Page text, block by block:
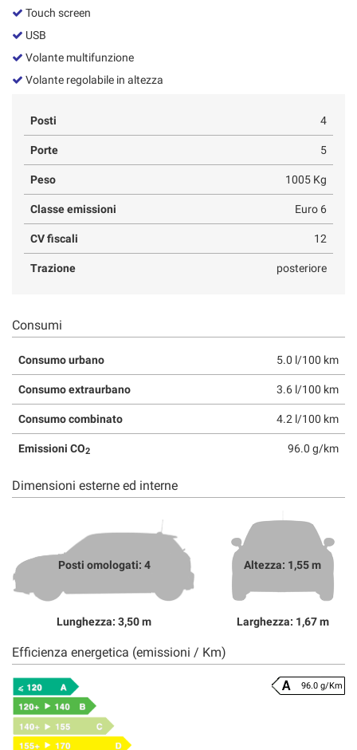
Touch screen
USB
Volante multifunzione
Volante regolabile in altezza
Posti 4
Porte 5
Peso 1005 Kg
Classe emissioni Euro 6
CV fiscali 12
Trazione posteriore
Consumi
Consumo urbano 5.0 l/100 km
Consumo extraurbano 3.6 l/100 km
Consumo combinato 4.2 l/100 km
Emissioni CO2 96.0 g/km
Dimensioni esterne ed interne
Posti omologati: 4
Lunghezza: 3,50 m
Altezza: 1,55 m
Larghezza: 1,67 m
Efficienza energetica (emissioni / Km)
96.0 g/Km